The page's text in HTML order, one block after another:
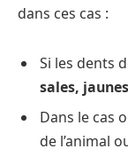
dans ces cas :
Si les dents
sales, jaunes
Dans le cas
de l’animal